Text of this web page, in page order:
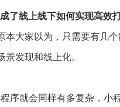
了线上线下如何实现高效打
本大家以为，只需要有几
发现和线上化。
序就会同样有多复杂，小